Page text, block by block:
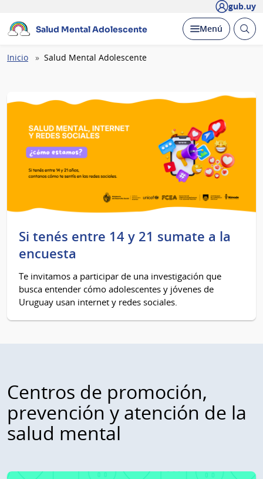
gub.uy
Salud Mental Adolescente Desplegar
Menú Abrir
Ruta
Inicio Salud Mental Adolescente
Si tenés entre 14 y 21 sumate a la
encuesta
Te invitamos a participar de una investigación que
busca entender cómo adolescentes y jóvenes de
Uruguay usan internet y redes sociales.
Centros de promoción,
prevención y atención de la
salud mental